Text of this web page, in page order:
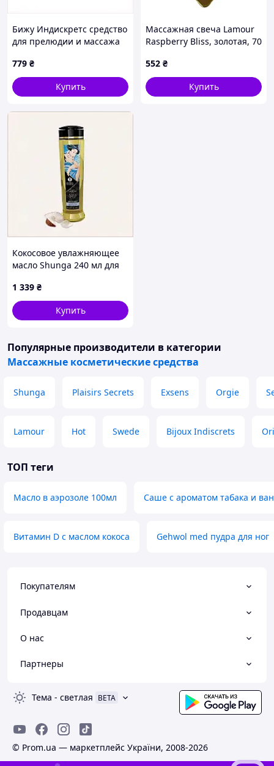
Бижу Индискретс средство
для прелюдии и массажа
779 ₴
Купить
Массажная свеча Lamour
Raspberry Bliss, золотая, 70
552 ₴
Купить
Кокосовое увлажняющее
масло Shunga 240 мл для
1 339 ₴
Купить
Популярные производители в категории
Массажные косметические средства
Shunga Plaisirs Secrets Exsens Orgie
Lamour Hot Swede Bijoux Indiscrets
ТОП теги
Масло в аэрозоле 100мл Саше с ароматом табака и
Витамин D с маслом кокоса Gehwol med пудра для ног
Покупателям
Продавцам
О нас
Партнеры
Тема - светлая BETA
© Prom.ua — маркетплейс України, 2008-2026